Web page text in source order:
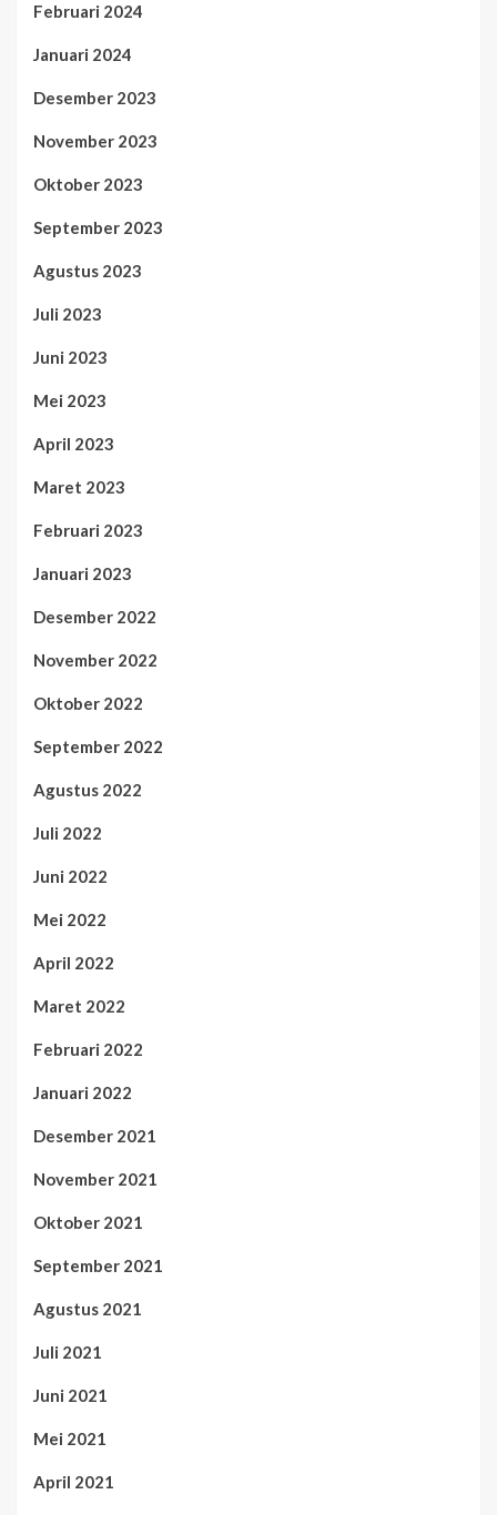
Februari 2024
Januari 2024
Desember 2023
November 2023
Oktober 2023
September 2023
Agustus 2023
Juli 2023
Juni 2023
Mei 2023
April 2023
Maret 2023
Februari 2023
Januari 2023
Desember 2022
November 2022
Oktober 2022
September 2022
Agustus 2022
Juli 2022
Juni 2022
Mei 2022
April 2022
Maret 2022
Februari 2022
Januari 2022
Desember 2021
November 2021
Oktober 2021
September 2021
Agustus 2021
Juli 2021
Juni 2021
Mei 2021
April 2021